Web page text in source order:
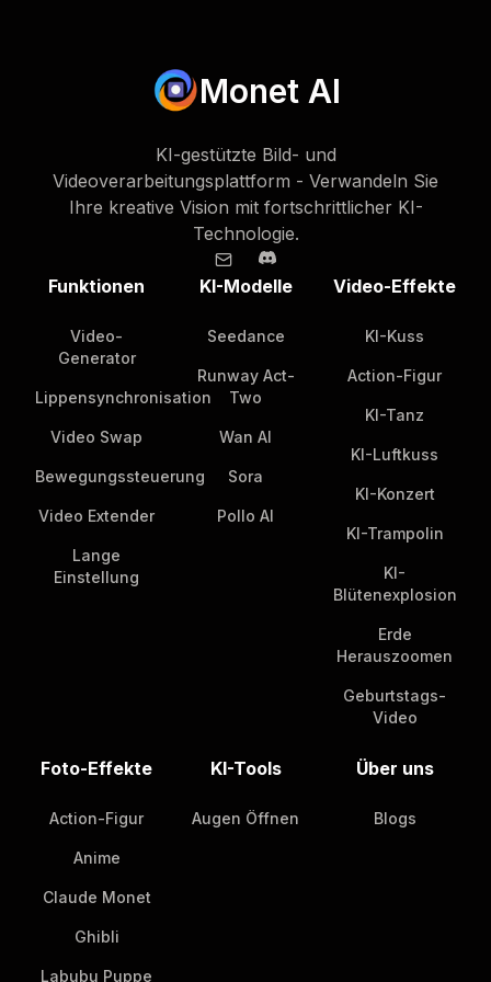
Monet AI
KI-gestützte Bild- und
Videoverarbeitungsplattform - Verwandeln Sie
Ihre kreative Vision mit fortschrittlicher KI-
Technologie.
Funktionen
Video-
Generator
Lippensynchronisation
Video Swap
Bewegungssteuerung
Video Extender
Lange
Einstellung
KI-Modelle
Seedance
Runway Act-
Two
Wan AI
Sora
Pollo AI
Video-Effekte
KI-Kuss
Action-Figur
KI-Tanz
KI-Luftkuss
KI-Konzert
KI-Trampolin
KI-
Blütenexplosion
Erde
Herauszoomen
Geburtstags-
Video
Foto-Effekte
Action-Figur
Anime
Claude Monet
Ghibli
Labubu Puppe
KI-Tools
Augen Öffnen
Über uns
Blogs